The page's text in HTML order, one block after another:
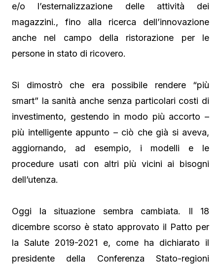
e/o l’esternalizzazione delle attività dei
magazzini., fino alla ricerca dell’innovazione
anche nel campo della ristorazione per le
persone in stato di ricovero.
Si dimostrò che era possibile rendere “più
smart” la sanità anche senza particolari costi di
investimento, gestendo in modo più accorto –
più intelligente appunto – ciò che già si aveva,
aggiornando, ad esempio, i modelli e le
procedure usati con altri più vicini ai bisogni
dell’utenza.
Oggi la situazione sembra cambiata. Il 18
dicembre scorso è stato approvato il Patto per
la Salute 2019-2021 e, come ha dichiarato il
presidente della Conferenza Stato-regioni